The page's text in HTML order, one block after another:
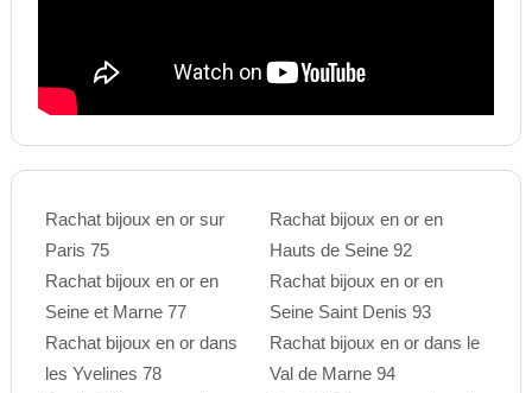
Rachat bijoux en or sur
Paris 75
Rachat bijoux en or en
Seine et Marne 77
Rachat bijoux en or dans
les Yvelines 78
Rachat bijoux en or en
Hauts de Seine 92
Rachat bijoux en or en
Seine Saint Denis 93
Rachat bijoux en or dans le
Val de Marne 94